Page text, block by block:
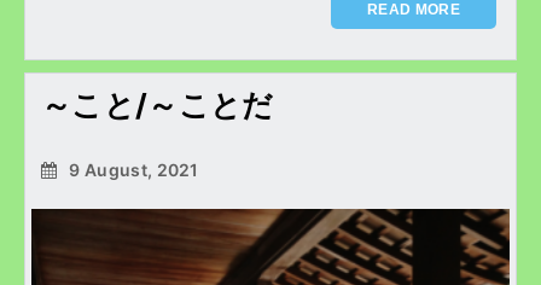
READ MORE
～こと/～ことだ
9 August, 2021